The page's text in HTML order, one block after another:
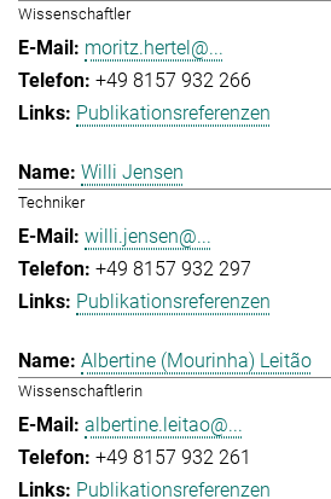
Wissenschaftler
moritz.hertel@...
+49 8157 932 266
Publikationsreferenzen
Willi Jensen
Techniker
willi.jensen@...
+49 8157 932 297
Publikationsreferenzen
Albertine (Mourinha) Leitão
Wissenschaftlerin
albertine.leitao@...
+49 8157 932 261
Publikationsreferenzen